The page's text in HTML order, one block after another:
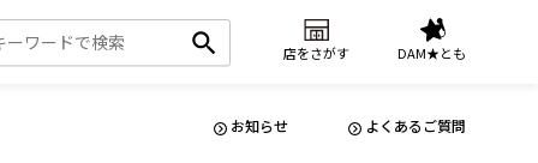
店をさがす DAM★とも
お知らせ よくあるご質問